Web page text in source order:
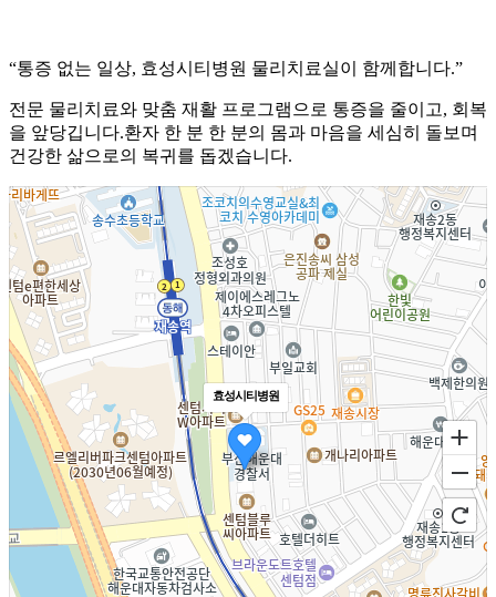
“통증 없는 일상, 효성시티병원 물리치료실이 함께합니다.”
전문 물리치료와 맞춤 재활 프로그램으로 통증을 줄이고, 회복
을 앞당깁니다.환자 한 분 한 분의 몸과 마음을 세심히 돌보며
건강한 삶으로의 복귀를 돕겠습니다.
효성시티병원